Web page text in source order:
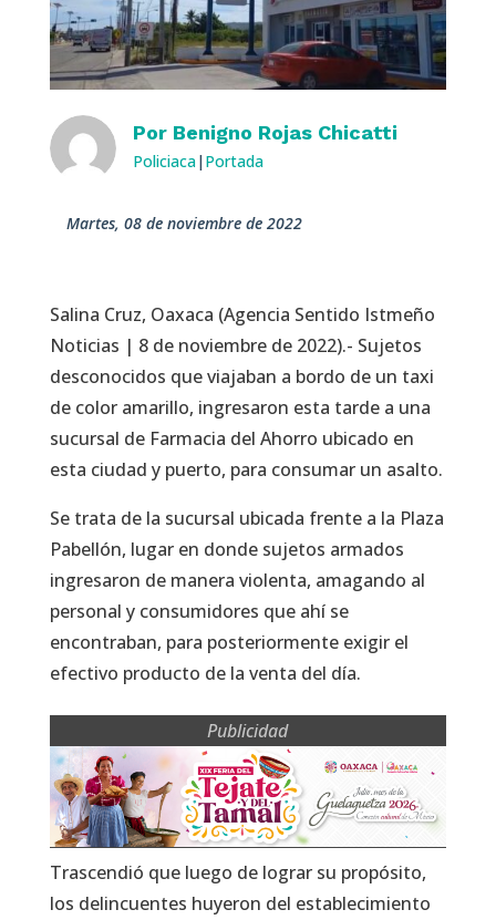
Por Benigno Rojas Chicatti
Policiaca| Portada
martes, 08 de noviembre de 2022
Salina Cruz, Oaxaca (Agencia Sentido Istmeño
Noticias | 8 de noviembre de 2022).- Sujetos
desconocidos que viajaban a bordo de un taxi
de color amarillo, ingresaron esta tarde a una
sucursal de Farmacia del Ahorro ubicado en
esta ciudad y puerto, para consumar un asalto.
Se trata de la sucursal ubicada frente a la Plaza
Pabellón, lugar en donde sujetos armados
ingresaron de manera violenta, amagando al
personal y consumidores que ahí se
encontraban, para posteriormente exigir el
efectivo producto de la venta del día.
Publicidad
Trascendió que luego de lograr su propósito,
los delincuentes huyeron del establecimiento